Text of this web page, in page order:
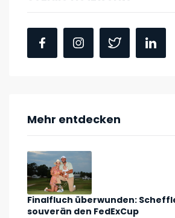
Mehr entdecken
Finalfluch überwunden:
souverän den FedExCup